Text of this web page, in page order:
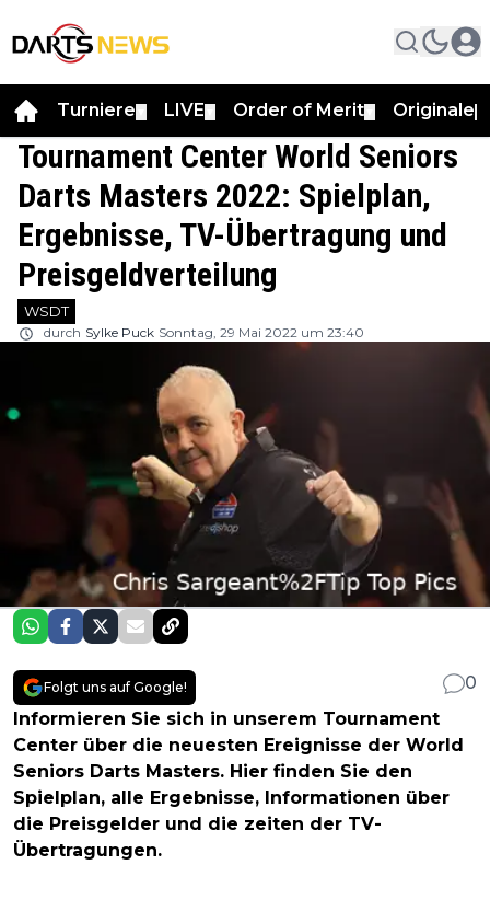
Turniere LIVE Order of Merit Originale
Tournament Center World Seniors
Darts Masters 2022: Spielplan,
Ergebnisse, TV-Übertragung und
Preisgeldverteilung
WSDT
durch Sylke Puck Sonntag, 29 Mai 2022 um 23:40
Folgt uns auf Google!
0
Informieren Sie sich in unserem Tournament
Center über die neuesten Ereignisse der World
Seniors Darts Masters. Hier finden Sie den
Spielplan, alle Ergebnisse, Informationen über
die Preisgelder und die zeiten der TV-
Übertragungen.